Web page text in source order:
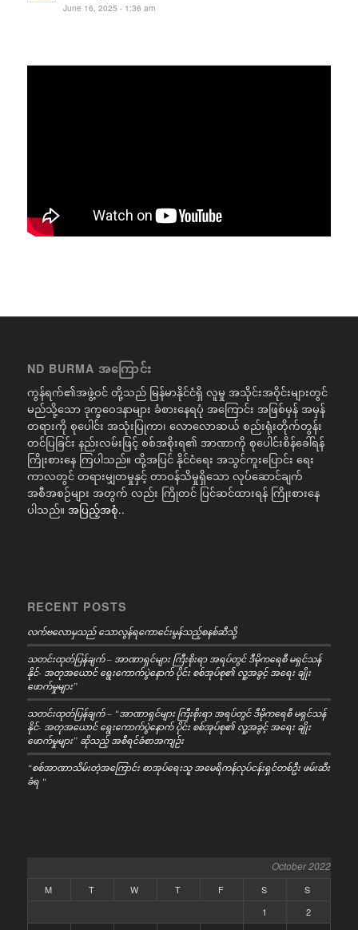
June 16, 2025 - 1:36 am
ND BURMA အကြောင်း
ကွန်ရက်၏အဖွဲ့ဝင် တို့သည် မြန်မာနိုင်ငံရှိ လူမှု အသိုင်းအဝိုင်းများတွင်
မည်သို့သော ဒုက္ခဝေဒနာများ ခံစားနေရပုံ အကြောင်း အဖြစ်မှန် အမှန်
တရားကို စုပေါင်း အသုံးပြုကာ၊ လောလောဆယ် စည်းရုံးတိုက်တွန်း
တင်ပြခြင်း နည်းလမ်းဖြင့် စစ်အစိုးရ၏ အာဏာကို စုပေါင်းစိန်ခေါ်ရန်
ကြိုးစားနေ ကြပါသည်။ ထို့အပြင် နိုင်ငံရေး အသွင်ကူးပြောင်း ရေး
ကာလတွင် တရားမျှတမှုနှင့် တာဝန်သိမှုရှိသော လုပ်ဆောင်ချက်
အစီအစဉ်များ အတွက် လည်း ကြိုတင် ပြင်ဆင်ထားရန် ကြိုးစားနေ
ပါသည်။ အပြည့်အစုံ..
RECENT POSTS
လက်ဗလောမှသည် သောလွန်ရကောင်ေးမွန်သည့်စနစ်ဆီသို့
သတင်းထုတ်ပြန်ချက် – အာဏာရှင်များ ကြီးစိုးရာ အရပ်တွင် ဒီမိုကရေစီ မရှင်သန်
နိုင်- အတုအယောင် ရွေးကောက်ပွဲနောက် ပိုင်း စစ်အုပ်စု၏ လူ့အခွင့် အရေး ချိုး
ဖောက်မှုများ”
သတင်းထုတ်ပြန်ချက် – “အာဏာရှင်များ ကြီးစိုးရာ အရပ်တွင် ဒီမိုကရေစီ မရှင်သန်
နိုင်- အတုအယောင် ရွေးကောက်ပွဲနောက် ပိုင်း စစ်အုပ်စု၏ လူ့အခွင့် အရေး ချိုး
ဖောက်မှုများ” ဆိုသည့် အစီရင်ခံစာအကျဉ်း
“စစ်အာဏာသိမ်းတဲ့အကြောင်း စာအုပ်ရေးသူ အမေရိကန်လုပ်ငန်းရှင်တစ်ဦး ဖမ်းဆီး
ခံရ “
October 2022
M T W T F S
S
1
2